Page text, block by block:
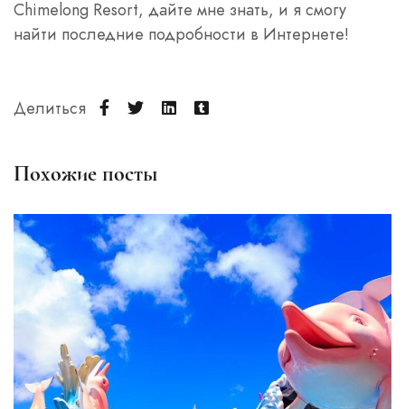
Chimelong Resort, дайте мне знать, и я смогу
найти последние подробности в Интернете!
Делиться
Похожие посты